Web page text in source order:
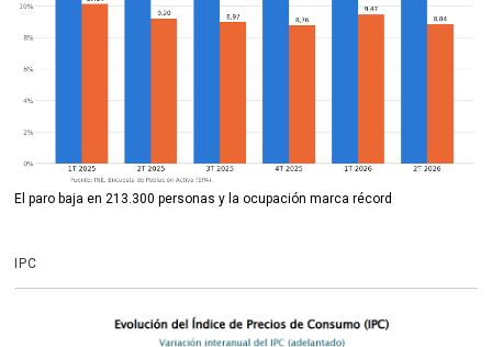
El paro baja en 213.300 personas y la ocupación marca récord
IPC